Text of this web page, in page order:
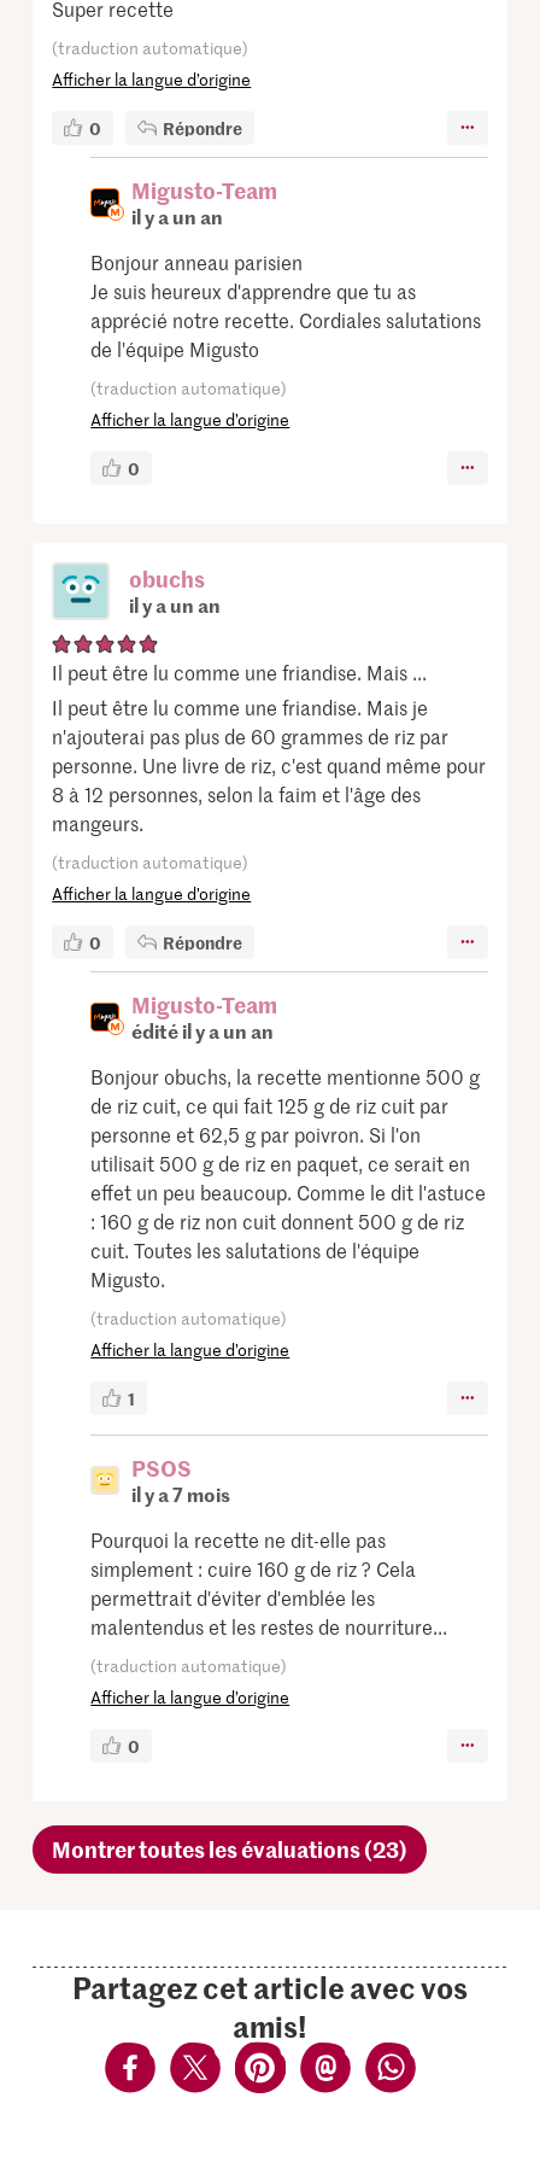
Super recette
(traduction automatique)
Afficher la langue d’origine
0 Répondre
Migusto-Team
il y a un an
Bonjour anneau parisien
Je suis heureux d'apprendre que tu as
apprécié notre recette. Cordiales salutations
de l'équipe Migusto
(traduction automatique)
Afficher la langue d’origine
0
obuchs
il y a un an
Il peut être lu comme une friandise. Mais ...
Il peut être lu comme une friandise. Mais je
n'ajouterai pas plus de 60 grammes de riz par
personne. Une livre de riz, c'est quand même pour
8 à 12 personnes, selon la faim et l'âge des
mangeurs.
(traduction automatique)
Afficher la langue d’origine
0 Répondre
Migusto-Team
édité il y a un an
Bonjour obuchs, la recette mentionne 500 g
de riz cuit, ce qui fait 125 g de riz cuit par
personne et 62,5 g par poivron. Si l'on
utilisait 500 g de riz en paquet, ce serait en
effet un peu beaucoup. Comme le dit l'astuce
: 160 g de riz non cuit donnent 500 g de riz
cuit. Toutes les salutations de l'équipe
Migusto.
(traduction automatique)
Afficher la langue d’origine
1
PSOS
il y a 7 mois
Pourquoi la recette ne dit-elle pas
simplement : cuire 160 g de riz ? Cela
permettrait d'éviter d'emblée les
malentendus et les restes de nourriture...
(traduction automatique)
Afficher la langue d’origine
0
Montrer toutes les évaluations (23)
Partagez cet article avec vos
amis!